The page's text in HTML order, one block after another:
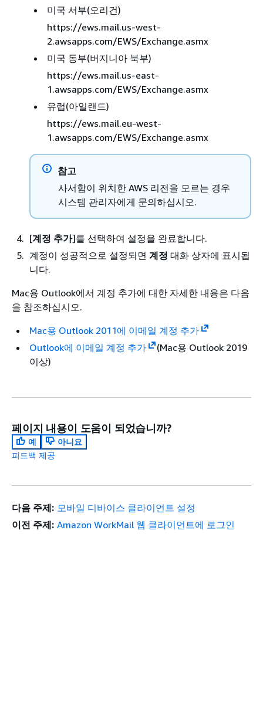
미국 서부(오리건)
https://ews.mail.us-west-
2.awsapps.com/EWS/Exchange.asmx
미국 동부(버지니아 북부)
https://ews.mail.us-east-
1.awsapps.com/EWS/Exchange.asmx
유럽(아일랜드)
https://ews.mail.eu-west-
1.awsapps.com/EWS/Exchange.asmx
참고
사서함이 위치한 AWS 리전을 모르는 경우
시스템 관리자에게 문의하십시오.
[계정 추가]를 선택하여 설정을 완료합니다.
계정이 성공적으로 설정되면 계정 대화 상자에 표시됩
니다.
Mac용 Outlook에서 계정 추가에 대한 자세한 내용은 다음
을 참조하십시오.
Mac용 Outlook 2011에 이메일 계정 추가
Outlook에 이메일 계정 추가
(Mac용 Outlook 2019
이상)
페이지 내용이 도움이 되었습니까?
예
아니요
피드백 제공
다음 주제: 모바일 디바이스 클라이언트 설정
이전 주제: Amazon WorkMail 웹 클라이언트에 로그인